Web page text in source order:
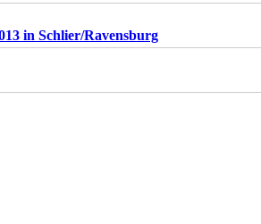
in Schlier/Ravensburg